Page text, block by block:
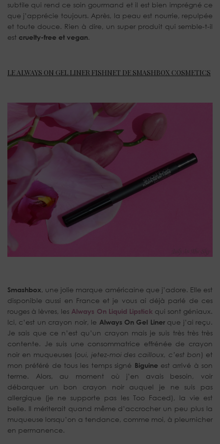
subtile qui rend ce soin gourmand et il est bien imprégné ce
que j’apprécie toujours. Après, la peau est nourrie, repulpée
et toute douce. Rien à dire, un super produit qui semble-t-il
est cruelty-free et vegan.
LE ALWAYS ON GEL LINER FISHNET DE SMASHBOX COSMETICS
Smashbox, une jolie marque américaine que j’adore. Elle est
disponible aussi en France et je vous ai déjà parlé de ces
rouges à lèvres, les Always On Liquid Lipstick qui sont géniaux.
Ici, c’est un crayon noir, le Always On Gel Linerque j’ai reçu.
Je sais que ce n’est qu’un crayon mais je suis très très très
contente. Je suis une consommatrice effrénée de crayon
noir en muqueuses (oui, jetez-moi des cailloux, c’est bon) et
mon préféré de tous les temps signé Biguine est arrivé à son
terme. Alors, au moment où j’en avais besoin, voir
débarquer un bon crayon noir auquel je ne suis pas
allergique (je ne supporte pas les Too Faced), la vie est
belle. Il mériterait quand même d’accrocher un peu plus la
muqueuse lorsqu’on a tendance, comme moi, à pleurnicher
en permanence.